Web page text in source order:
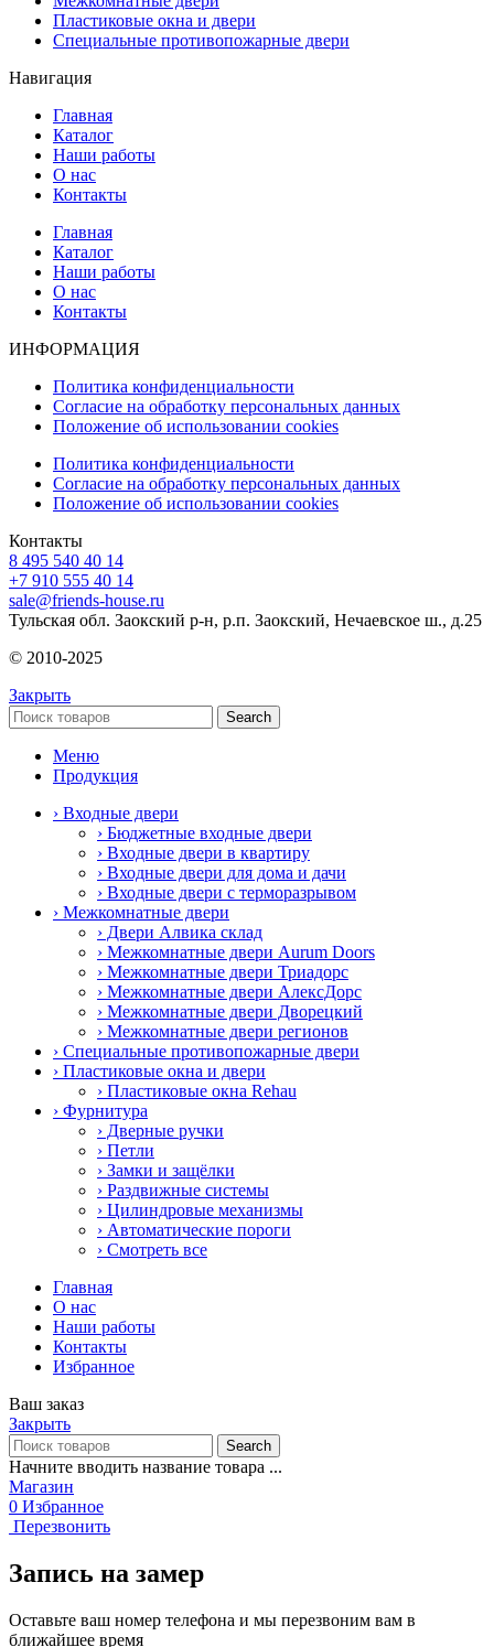
Пластиковые окна и двери
Специальные противопожарные двери
Навигация
Главная
Каталог
Наши работы
О нас
Контакты
Главная
Каталог
Наши работы
О нас
Контакты
ИНФОРМАЦИЯ
Политика конфиденциальности
Согласие на обработку персональных данных
Положение об использовании cookies
Политика конфиденциальности
Согласие на обработку персональных данных
Положение об использовании cookies
Контакты
8 495 540 40 14
+7 910 555 40 14
sale@friends-house.ru
Тульская обл. Заокский р-н, р.п. Заокский, Нечаевское ш., д.25
© 2010-2025
Закрыть
Search
Меню
Продукция
› Входные двери
› Бюджетные входные двери
› Входные двери в квартиру
› Входные двери для дома и дачи
› Входные двери с терморазрывом
› Межкомнатные двери
› Двери Алвика склад
› Межкомнатные двери Aurum Doors
› Межкомнатные двери Триадорс
› Межкомнатные двери АлексДорс
› Межкомнатные двери Дворецкий
› Межкомнатные двери регионов
› Специальные противопожарные двери
› Пластиковые окна и двери
› Пластиковые окна Rehau
› Фурнитура
› Дверные ручки
› Петли
› Замки и защёлки
› Раздвижные системы
› Цилиндровые механизмы
› Автоматические пороги
› Смотреть все
Главная
О нас
Наши работы
Контакты
Избранное
Ваш заказ
Закрыть
Search
Начните вводить название товара ...
Магазин
0 Избранное
Перезвонить
Запись на замер
Оставьте ваш номер телефона и мы перезвоним вам в
ближайшее время